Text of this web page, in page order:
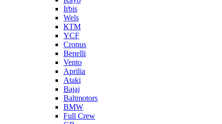
Irbis
Wels
КТМ
YCF
Cronus
Benelli
Vento
Aprilia
Ataki
Bajaj
Baltmotors
BMW
Full Crew